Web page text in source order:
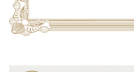
書籍紹介